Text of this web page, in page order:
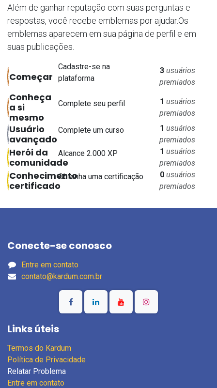
Além de ganhar reputação com suas perguntas e
respostas, você recebe emblemas por ajudar.Os
emblemas aparecem em sua página de perfil e em
suas publicações.
Começar
Cadastre-se na
plataforma
3 usuários
premiados
Conheça
a si
mesmo
Complete seu perfil 1 usuários
premiados
Usuário
avançado
Complete um curso 1 usuários
premiados
Herói da
comunidade
Alcance 2.000 XP 1 usuários
premiados
Conhecimento
certificado
Obtenha uma certificação 0 usuários
premiados
Conecte-se conosco
Entre em contato
contato@kardum.com.br
Links úteis
Termos do Kardum
Política de Privacidade
Relatar Problema
Entre em contato